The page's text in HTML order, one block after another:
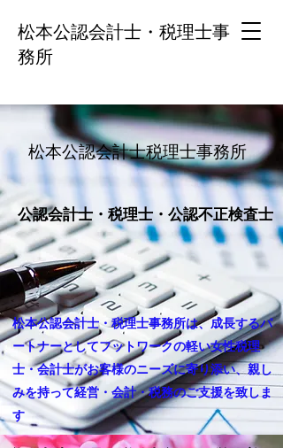
松本公認会計士・税理士事
務所
松本公認会計士税理士事務所
公認会計士・税理士・公認不正検査士
​松本公認会計士・税理士事務所は、成長するパ
ートナーとして​フットワークの軽い女性税理
士・会計士がお客様のニーズに寄り添い、親し
みを持って経営・会計・税務のご支援を致しま
す​